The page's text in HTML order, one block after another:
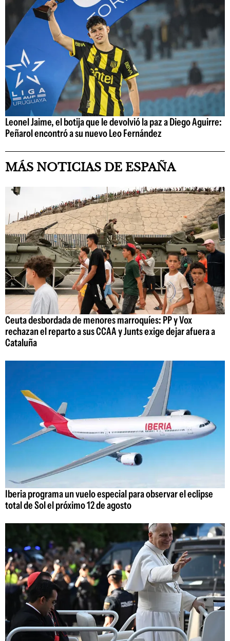
Leonel Jaime, el botija que le devolvió la paz a Diego Aguirre:
Peñarol encontró a su nuevo Leo Fernández
MÁS NOTICIAS DE ESPAÑA
Ceuta desbordada de menores marroquíes: PP y Vox
rechazan el reparto a sus CCAA y Junts exige dejar afuera a
Cataluña
Iberia programa un vuelo especial para observar el eclipse
total de Sol el próximo 12 de agosto